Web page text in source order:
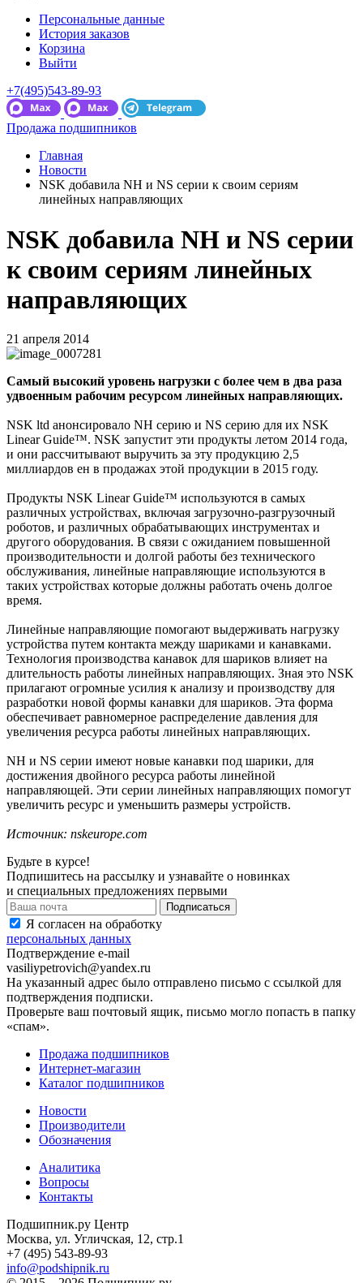
Персональные данные
История заказов
Корзина
Выйти
+7(495)543-89-93
Продажа подшипников
Главная
Новости
NSK добавила NH и NS серии к своим сериям
линейных направляющих
NSK добавила NH и NS серии
к своим сериям линейных
направляющих
21 апреля 2014
Самый высокий уровень нагрузки с более чем в два раза
удвоенным рабочим ресурсом линейных направляющих.
NSK ltd анонсировало NH серию и NS серию для их NSK
Linear Guide™. NSK запустит эти продукты летом 2014 года,
и они рассчитывают выручить за эту продукцию 2,5
миллиардов ен в продажах этой продукции в 2015 году.
Продукты NSK Linear Guide™ используются в самых
различных устройствах, включая загрузочно-разгрузочный
роботов, и различных обрабатывающих инструментах и
другого оборудования. В связи с ожиданием повышенной
производительности и долгой работы без технического
обслуживания, линейные направляющие используются в
таких устройствах которые должны работать очень долгое
время.
Линейные направляющие помогают выдерживать нагрузку
устройства путем контакта между шариками и канавками.
Технология производства канавок для шариков влияет на
длительность работы линейных направляющих. Зная это NSK
прилагают огромные усилия к анализу и производству для
разработки новой формы канавки для шариков. Эта форма
обеспечивает равномерное распределение давления для
увеличения ресурса работы линейных направляющих.
NH и NS серии имеют новые канавки под шарики, для
достижения двойного ресурса работы линейной
направляющей. Эти серии линейных направляющих помогут
увеличить ресурс и уменьшить размеры устройств.
Источник: nskeurope.com
Будьте в курсе!
Подпишитесь на рассылку и узнавайте о новинках
и специальных предложениях первыми
Я согласен на обработку
персональных данных
Подтверждение e-mail
vasiliypetrovich@yandex.ru
На указанный адрес было отправлено письмо с ссылкой для
подтверждения подписки.
Проверьте ваш почтовый ящик, письмо могло попасть в папку
«спам».
Продажа подшипников
Интернет-магазин
Каталог подшипников
Новости
Производители
Обозначения
Аналитика
Вопросы
Контакты
Подшипник.ру Центр
Москва, ул. Угличская, 12, стр.1
+7 (495) 543-89-93
info@podshipnik.ru